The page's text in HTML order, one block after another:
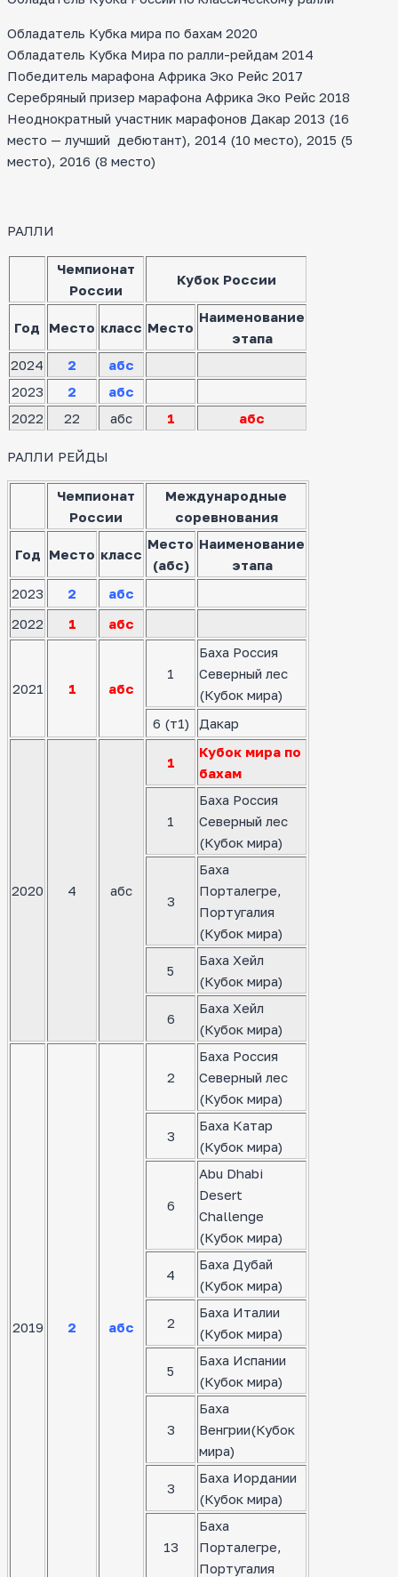
Обладатель Кубка мира по бахам 2020
Обладатель Кубка Мира по ралли-рейдам 2014
Победитель марафона Африка Эко Рейс 2017
Серебряный призер марафона Африка Эко Рейс 2018
Неоднократный участник марафонов Дакар 2013 (16
место — лучший дебютант), 2014 (10 место), 2015 (5
место), 2016 (8 место)
РАЛЛИ
Чемпионат
России
Кубок России
Год Место класс Место
Наименование
этапа
2024
2
абс
2023
2
абс
2022
22 абс 1 абс
РАЛЛИ РЕЙДЫ
Чемпионат
России
Международные
соревнования
Год Место класс
Место
(абс)
Наименование
этапа
2023
2
абс
2022
1 абс
2021 1 абс
1
Баха Россия
Северный лес
(Кубок мира)
6 (т1)
Дакар
2020 4 абс
1
Кубок мира по
бахам
1
Баха Россия
Северный лес
(Кубок мира)
3
Баха
Порталегре,
Португалия
(Кубок мира)
5
Баха Хейл
(Кубок мира)
6
Баха Хейл
(Кубок мира)
2019 2 абс
2
Баха Россия
Северный лес
(Кубок мира)
3
Баха Катар
(Кубок мира)
6
Abu Dhabi
Desert
Challenge
(Кубок мира)
4
Баха Дубай
(Кубок мира)
2
Баха Италии
(Кубок мира)
5
Баха Испании
(Кубок мира)
3
Баха
Венгрии(Кубок
мира)
3
Баха Иордании
(Кубок мира)
13
Баха
Порталегре,
Португалия